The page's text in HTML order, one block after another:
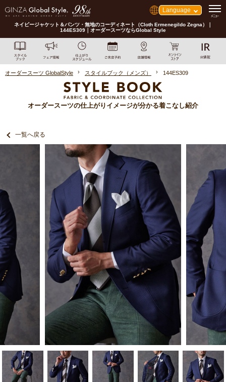
Language
ネイビージャケット＆パンツ・無地のコーディネート（Cloth Ermenegildo Zegna）｜
144ES309｜オーダースーツならGlobal Style
オーダースーツ GlobalStyle スタイルブック（メンズ） 144ES309
オーダースーツの仕上がりイメージが分かる着こなし紹介
一覧へ戻る